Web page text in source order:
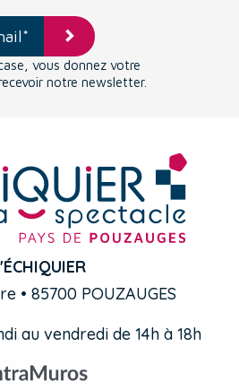
vous donnez votre
notre newsletter.
• 85700 POUZAUGES
au vendredi de 14h à 18h